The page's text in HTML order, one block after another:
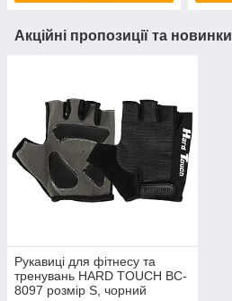
Акційні пропозиції та новинки
Рукавиці для фітнесу та
тренувань HARD TOUCH BC-
8097 розмір S, чорний